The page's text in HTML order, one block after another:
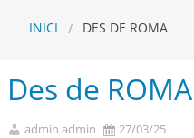
INICI DES DE ROMA
Des de ROMA
admin admin 27/03/25